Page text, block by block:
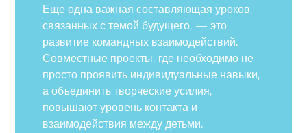
Еще одна важная составляющая уроков,
связанных с темой будущего, — это
развитие командных взаимодействий.
Совместные проекты, где необходимо не
просто проявить индивидуальные навыки,
а объединить творческие усилия,
повышают уровень контакта и
взаимодействия между детьми.